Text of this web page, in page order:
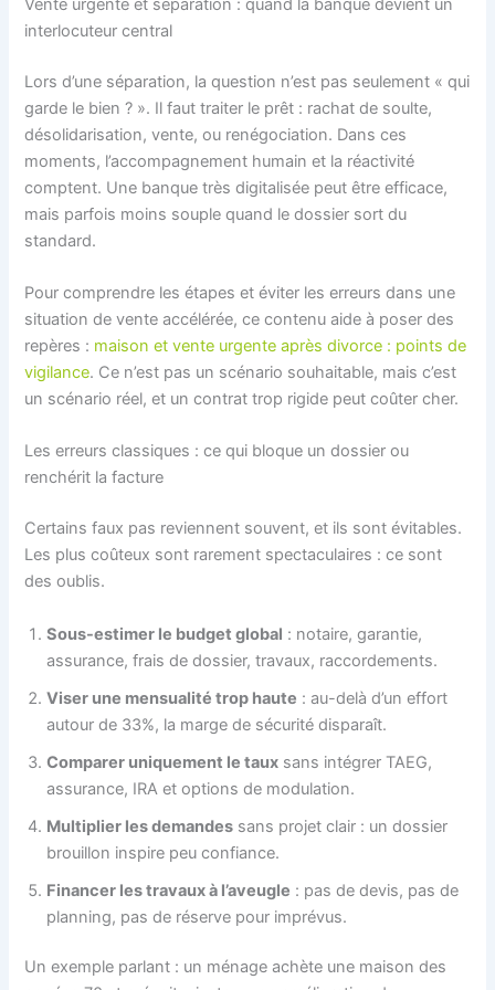
Vente urgente et séparation : quand la banque devient un
interlocuteur central
Lors d’une séparation, la question n’est pas seulement « qui
garde le bien ? ». Il faut traiter le prêt : rachat de soulte,
désolidarisation, vente, ou renégociation. Dans ces
moments, l’accompagnement humain et la réactivité
comptent. Une banque très digitalisée peut être efficace,
mais parfois moins souple quand le dossier sort du
standard.
Pour comprendre les étapes et éviter les erreurs dans une
situation de vente accélérée, ce contenu aide à poser des
repères : maison et vente urgente après divorce : points de
vigilance. Ce n’est pas un scénario souhaitable, mais c’est
un scénario réel, et un contrat trop rigide peut coûter cher.
Les erreurs classiques : ce qui bloque un dossier ou
renchérit la facture
Certains faux pas reviennent souvent, et ils sont évitables.
Les plus coûteux sont rarement spectaculaires : ce sont
des oublis.
Sous-estimer le budget global : notaire, garantie,
assurance, frais de dossier, travaux, raccordements.
Viser une mensualité trop haute : au-delà d’un effort
autour de 33%, la marge de sécurité disparaît.
Comparer uniquement le taux sans intégrer TAEG,
assurance, IRA et options de modulation.
Multiplier les demandes sans projet clair : un dossier
brouillon inspire peu confiance.
Financer les travaux à l’aveugle : pas de devis, pas de
planning, pas de réserve pour imprévus.
Un exemple parlant : un ménage achète une maison des